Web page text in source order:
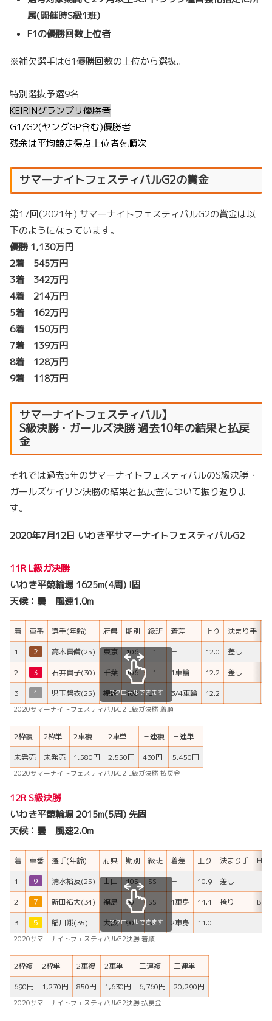
属(開催時S級1班)
F1の優勝回数上位者
※補欠選手はG1優勝回数の上位から選抜。
特別選抜予選9名
KEIRINグランプリ優勝者
G1/G2(ヤングGP含む)優勝者
残余は平均競走得点上位者を順次
サマーナイトフェスティバルG2の賞金
第17回(2021年) サマーナイトフェスティバルG2の賞金は以
下のようになっています。
優勝 1,130万円
2着 545万円
3着 342万円
4着 214万円
5着 162万円
6着 150万円
7着 139万円
8着 128万円
9着 118万円
サマーナイトフェスティバル】
S級決勝・ガールズ決勝 過去10年の結果と払戻
金
それでは過去5年のサマーナイトフェスティバルのS級決勝・
ガールズケイリン決勝の結果と払戻金について振り返りま
す。
2020年7月12日 いわき平サマーナイトフェスティバルG2
11R L級ガ決勝
いわき平競輪場 1625m(4周) I固
天候：曇 風速1.0m
着 車番 選手(年齢) 府県 期別 級班 着差 上り 決まり手
1
２ 高木真備(25) 東京 106 L1 － 12.0
差し
2
３ 石井貴子(30) 千葉 106 L1 1車輪 12.2
差し
3
１ 児玉碧衣(25) 福岡 108 L1 3/4車輪 12.2
スクロールできます
2020サマーナイトフェスティバルG2 L級ガ決勝 着順
2枠複 2枠単 2車複 2車単 三連複
三連単
未発売
未発売 1,580円 2,550円 430円 5,450円
2020サマーナイトフェスティバルG2 L級ガ決勝 払戻金
12R S級決勝
いわき平競輪場 2015m(5周) 先固
天候：曇 風速2.0m
着 車番 選手(年齢) 府県 期別 級班 着差 上り 決まり手
H/B
1
９ 清水裕友(25) 山口 105 SS － 10.9
差し
2
７ 新田祐大(34) 福島 90 SS 1車身 11.1 捲り
B
3
５ 稲川翔(35) 大阪 90 S1 2車身 11.0
スクロールできます
2020サマーナイトフェスティバルG2決勝 着順
2枠複 2枠単 2車複 2車単 三連複
三連単
690円
1,270円 850円 1,630円 6,760円 20,290円
2020サマーナイトフェスティバルG2決勝 払戻金